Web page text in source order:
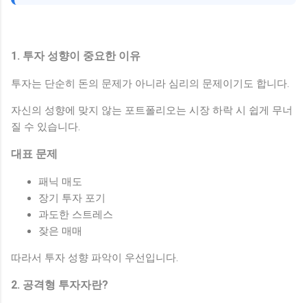
1. 투자 성향이 중요한 이유
투자는 단순히 돈의 문제가 아니라 심리의 문제이기도 합니다.
자신의 성향에 맞지 않는 포트폴리오는 시장 하락 시 쉽게 무너
질 수 있습니다.
대표 문제
패닉 매도
장기 투자 포기
과도한 스트레스
잦은 매매
따라서 투자 성향 파악이 우선입니다.
2. 공격형 투자자란?